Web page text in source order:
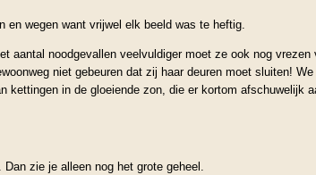
en wegen want vrijwel elk beeld was te heftig.
aantal noodgevallen veelvuldiger moet ze ook nog vrezen
niet gebeuren dat zij haar deuren moet sluiten!
kettingen in de gloeiende zon, die er kortom afschuwelijk
zie je alleen nog het grote geheel.